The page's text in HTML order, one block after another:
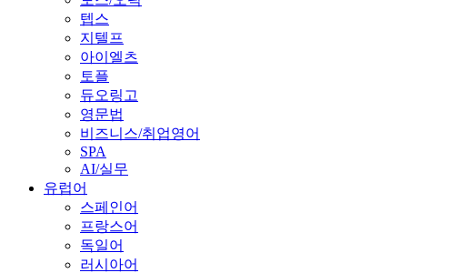
텝스
지텔프
아이엘츠
토플
듀오링고
영문법
비즈니스/취업영어
SPA
AI/실무
유럽어
스페인어
프랑스어
독일어
러시아어